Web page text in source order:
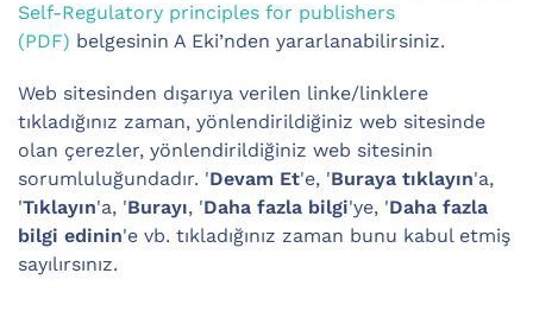
Self-Regulatory principles for publishers
(PDF) belgesinin A Eki’nden yararlanabilirsiniz.
Web sitesinden dışarıya verilen linke/linklere
tıkladığınız zaman, yönlendirildiğiniz web sitesinde
olan çerezler, yönlendirildiğiniz web sitesinin
sorumluluğundadır. 'Devam Et'e, 'Buraya tıklayın'a,
'Tıklayın'a, 'Burayı, 'Daha fazla bilgi'ye, 'Daha fazla
bilgi edinin'e vb. tıkladığınız zaman bunu kabul etmiş
sayılırsınız.